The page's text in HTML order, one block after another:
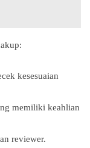
kesesuaian
memiliki keahlian
reviewer.